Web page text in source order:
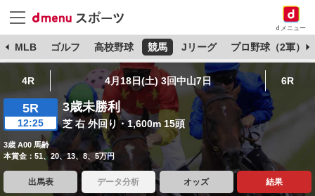
dメニュー
MLB ゴルフ 高校野球 競馬 Jリーグ プロ野球（2軍）
4R 4月18日(土) 3回中山7日 6R
5R
12:25
3歳未勝利
芝 右 外回り・1,600m 15頭
3歳 A00 馬齢
本賞金：51、20、13、8、5万円
出馬表 データ分析 オッズ 結果